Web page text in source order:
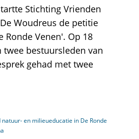
Stichting Vrienden
Woudreus de petitie
Ronde Venen'. Op 18
bestuursleden van
gehad met twee
natuur- en milieueducatie in De Ronde